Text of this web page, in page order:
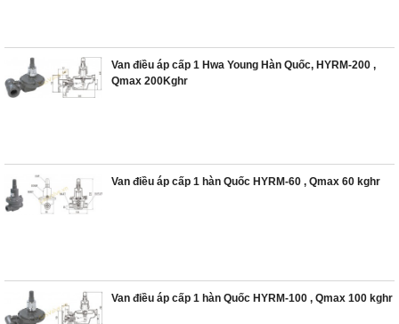
Van điều áp cấp 1 Hwa Young Hàn Quốc, HYRM-200 ,
Qmax 200Kghr
Van điều áp cấp 1 hàn Quốc HYRM-60 , Qmax 60 kghr
Van điều áp cấp 1 hàn Quốc HYRM-100 , Qmax 100 kghr